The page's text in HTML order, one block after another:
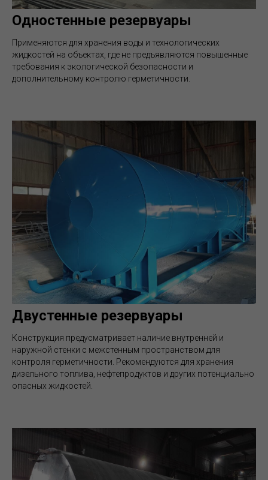
Одностенные резервуары
Применяются для хранения воды и технологических
жидкостей на объектах, где не предъявляются повышенные
требования к экологической безопасности и
дополнительному контролю герметичности.
Двустенные резервуары
Конструкция предусматривает наличие внутренней и
наружной стенки с межстенным пространством для
контроля герметичности. Рекомендуются для хранения
дизельного топлива, нефтепродуктов и других потенциально
опасных жидкостей.